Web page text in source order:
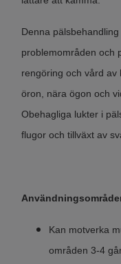
Denna
problemområden och
rengöring och vård av
öron, nära ögon och
Obehagliga lukter i
flugor och tillväxt av
Kan motverka
områden 3-4